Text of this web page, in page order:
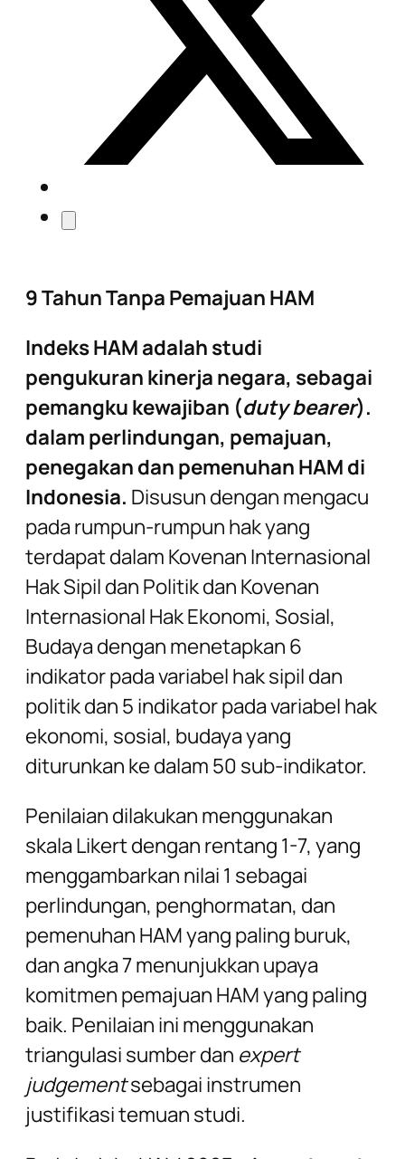
9 Tahun Tanpa Pemajuan HAM
Indeks HAM adalah studi
pengukuran kinerja negara, sebagai
pemangku kewajiban (duty bearer).
dalam perlindungan, pemajuan,
penegakan dan pemenuhan HAM di
Indonesia. Disusun dengan mengacu
pada rumpun-rumpun hak yang
terdapat dalam Kovenan Internasional
Hak Sipil dan Politik dan Kovenan
Internasional Hak Ekonomi, Sosial,
Budaya dengan menetapkan 6
indikator pada variabel hak sipil dan
politik dan 5 indikator pada variabel hak
ekonomi, sosial, budaya yang
diturunkan ke dalam 50 sub-indikator.
Penilaian dilakukan menggunakan
skala Likert dengan rentang 1-7, yang
menggambarkan nilai 1 sebagai
perlindungan, penghormatan, dan
pemenuhan HAM yang paling buruk,
dan angka 7 menunjukkan upaya
komitmen pemajuan HAM yang paling
baik. Penilaian ini menggunakan
triangulasi sumber dan expert
judgementsebagai instrumen
justifikasi temuan studi.